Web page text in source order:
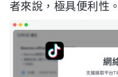
者來說，極具便利性。